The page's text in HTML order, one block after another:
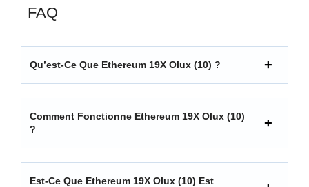
FAQ
Qu’est-Ce Que Ethereum 19X Olux (10) ?
Comment Fonctionne Ethereum 19X Olux (10)
?
Est-Ce Que Ethereum 19X Olux (10) Est